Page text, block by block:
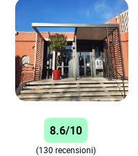
8.6/10
(130 recensioni)